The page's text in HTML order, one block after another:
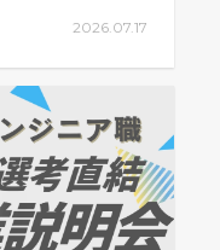
2026.07.17